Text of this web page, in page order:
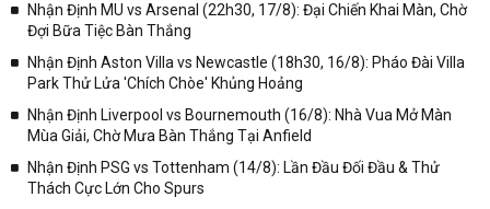
Nhận Định MU vs Arsenal (22h30, 17/8): Đại Chiến Khai Màn, Chờ
Đợi Bữa Tiệc Bàn Thắng
Nhận Định Aston Villa vs Newcastle (18h30, 16/8): Pháo Đài Villa
Park Thử Lửa 'Chích Chòe' Khủng Hoảng
Nhận Định Liverpool vs Bournemouth (16/8): Nhà Vua Mở Màn
Mùa Giải, Chờ Mưa Bàn Thắng Tại Anfield
Nhận Định PSG vs Tottenham (14/8): Lần Đầu Đối Đầu & Thử
Thách Cực Lớn Cho Spurs